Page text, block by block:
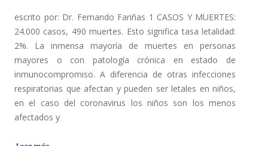
escrito por: Dr. Fernando Fariñas 1 CASOS Y MUERTES:
24.000 casos, 490 muertes. Esto significa tasa letalidad:
2%. La inmensa mayoría de muertes en personas
mayores o con patología crónica en estado de
inmunocompromiso. A diferencia de otras infecciones
respiratorias que afectan y pueden ser letales en niños,
en el caso del coronavirus los niños son los menos
afectados y